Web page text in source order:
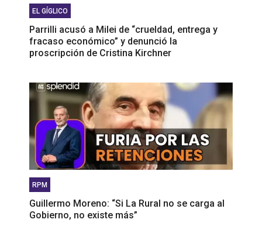
EL GÍGLICO
Parrilli acusó a Milei de “crueldad, entrega y
fracaso económico” y denunció la
proscripción de Cristina Kirchner
RPM
Guillermo Moreno: “Si La Rural no se carga al
Gobierno, no existe más”